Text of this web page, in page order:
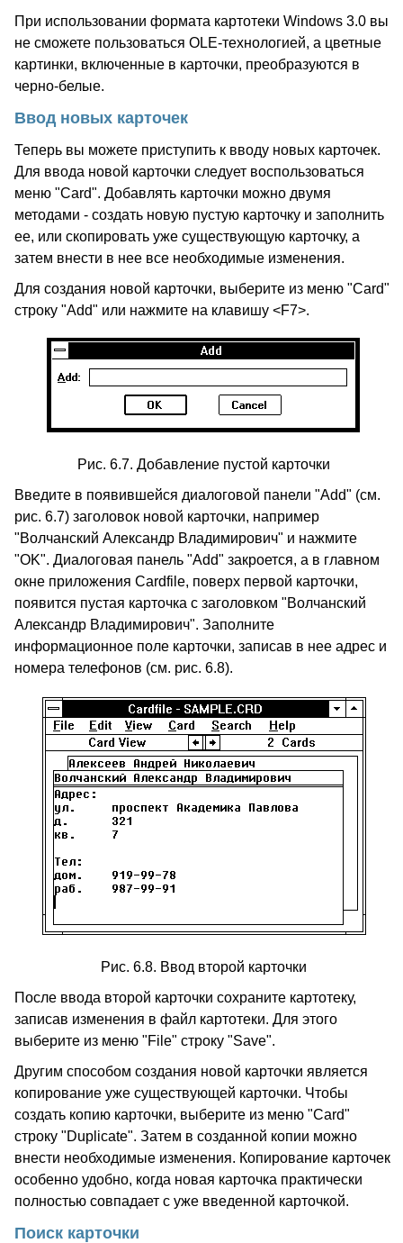
При использовании формата картотеки Windows 3.0 вы
не сможете пользоваться OLE-технологией, а цветные
картинки, включенные в карточки, преобразуются в
черно-белые.
Ввод новых карточек
Теперь вы можете приступить к вводу новых карточек.
Для ввода новой карточки следует воспользоваться
меню "Card". Добавлять карточки можно двумя
методами - создать новую пустую карточку и заполнить
ее, или скопировать уже существующую карточку, а
затем внести в нее все необходимые изменения.
Для создания новой карточки, выберите из меню "Card"
строку "Add" или нажмите на клавишу <F7>.
Рис. 6.7. Добавление пустой карточки
Введите в появившейся диалоговой панели "Add" (см.
рис. 6.7) заголовок новой карточки, например
"Волчанский Александр Владимирович" и нажмите
"OK". Диалоговая панель "Add" закроется, а в главном
окне приложения Cardfile, поверх первой карточки,
появится пустая карточка с заголовком "Волчанский
Александр Владимирович". Заполните
информационное поле карточки, записав в нее адрес и
номера телефонов (см. рис. 6.8).
Рис. 6.8. Ввод второй карточки
После ввода второй карточки сохраните картотеку,
записав изменения в файл картотеки. Для этого
выберите из меню "File" строку "Save".
Другим способом создания новой карточки является
копирование уже существующей карточки. Чтобы
создать копию карточки, выберите из меню "Card"
строку "Duplicate". Затем в созданной копии можно
внести необходимые изменения. Копирование карточек
особенно удобно, когда новая карточка практически
полностью совпадает с уже введенной карточкой.
Поиск карточки